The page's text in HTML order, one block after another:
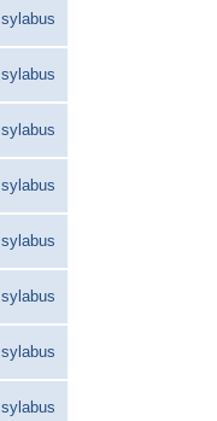
sylabus
sylabus
sylabus
sylabus
sylabus
sylabus
sylabus
sylabus